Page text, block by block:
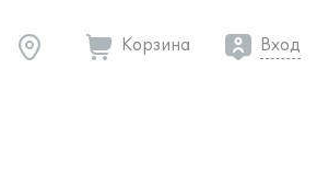
Корзина Вход